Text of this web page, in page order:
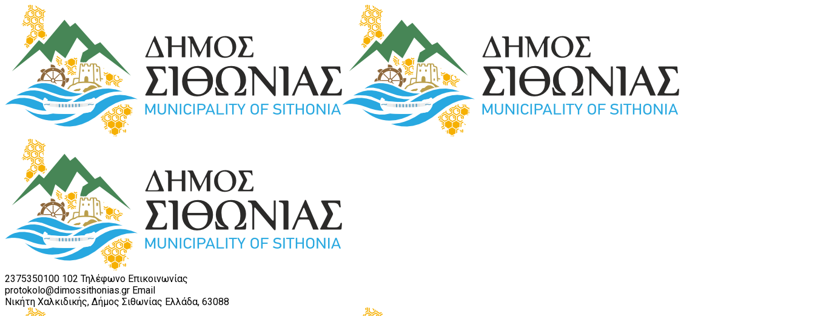
2375350100 102 Τηλέφωνο Επικοινωνίας
protokolo@dimossithonias.gr Email
Νικήτη Χαλκιδικής, Δήμος Σιθωνίας Ελλάδα, 63088